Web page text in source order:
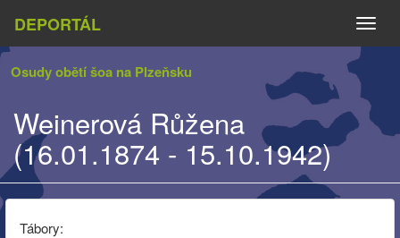
DEPORTÁL
Osudy obětí šoa na Plzeňsku
Weinerová Růžena
(16.01.1874 - 15.10.1942)
Tábory: